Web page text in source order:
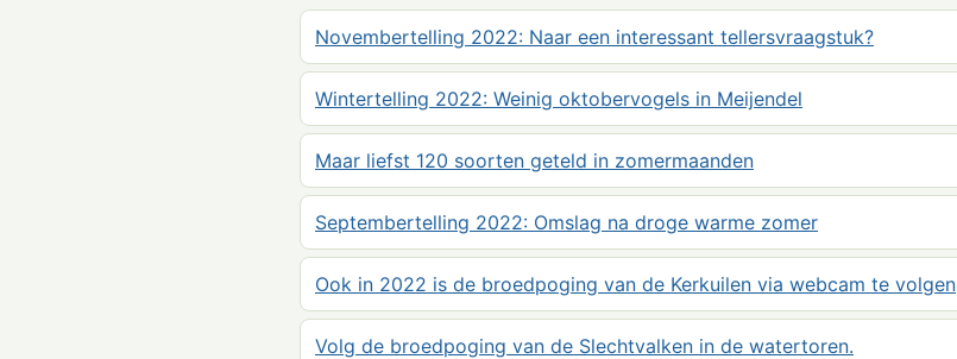
Novembertelling 2022: Naar een interessant tellersvraagstuk?
Wintertelling 2022: Weinig oktobervogels in Meijendel
Maar liefst 120 soorten geteld in zomermaanden
Septembertelling 2022: Omslag na droge warme zomer
Ook in 2022 is de broedpoging van de Kerkuilen via webcam te volgen
Volg de broedpoging van de Slechtvalken in de watertoren.